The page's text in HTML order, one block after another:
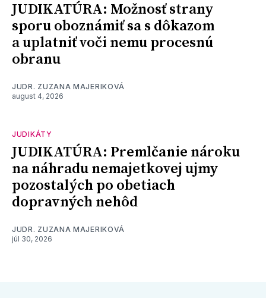
JUDIKATÚRA: Možnosť strany
sporu oboznámiť sa s dôkazom
a uplatniť voči nemu procesnú
obranu
JUDR. ZUZANA MAJERIKOVÁ
august 4, 2026
JUDIKÁTY
JUDIKATÚRA: Premlčanie nároku
na náhradu nemajetkovej ujmy
pozostalých po obetiach
dopravných nehôd
JUDR. ZUZANA MAJERIKOVÁ
júl 30, 2026